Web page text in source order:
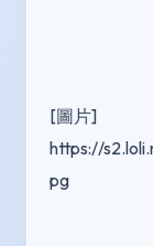
[圖片]
https://
pg